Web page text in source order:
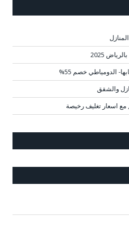
2025
والشقق
اسعار تغليف رخيصة